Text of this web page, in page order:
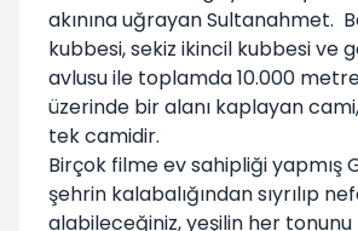
akınına uğrayan Sultanahmet.
kubbesi, sekiz ikincil kubbesi ve
avlusu ile toplamda 10.000
üzerinde bir alanı kaplayan
tek camidir.
Birçok filme ev sahipliği yapmış
şehrin kalabalığından sıyrılıp
alabileceğiniz, yeşilin her